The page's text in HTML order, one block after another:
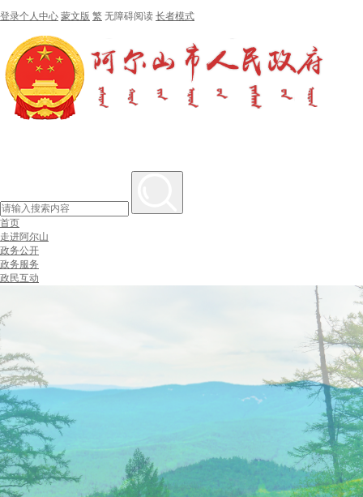
登录个人中心 蒙文版 繁 无障碍阅读 长者模式
首页
走进阿尔山
政务公开
政务服务
政民互动